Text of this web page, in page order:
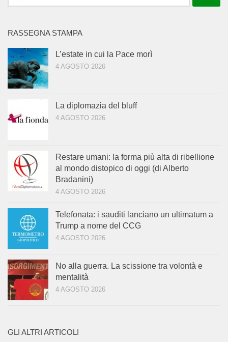
per:
RASSEGNA STAMPA
L’estate in cui la Pace morì
4 AGOSTO 2026
La diplomazia del bluff
4 AGOSTO 2026
Restare umani: la forma più alta di ribellione
al mondo distopico di oggi (di Alberto
Bradanini)
4 AGOSTO 2026
Telefonata: i sauditi lanciano un ultimatum a
Trump a nome del CCG
4 AGOSTO 2026
No alla guerra. La scissione tra volontà e
mentalità
4 AGOSTO 2026
GLI ALTRI ARTICOLI